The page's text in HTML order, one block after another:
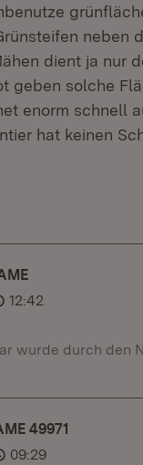
neben
dient ja nur
geben solche
enorm schnell
hat keinen
12:42
wurde durch den
49971
09:29